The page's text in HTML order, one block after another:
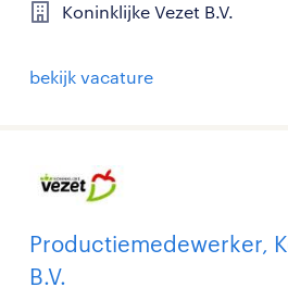
Koninklijke Vezet B.V.
bekijk vacature
Productiemedewerker,
B.V.